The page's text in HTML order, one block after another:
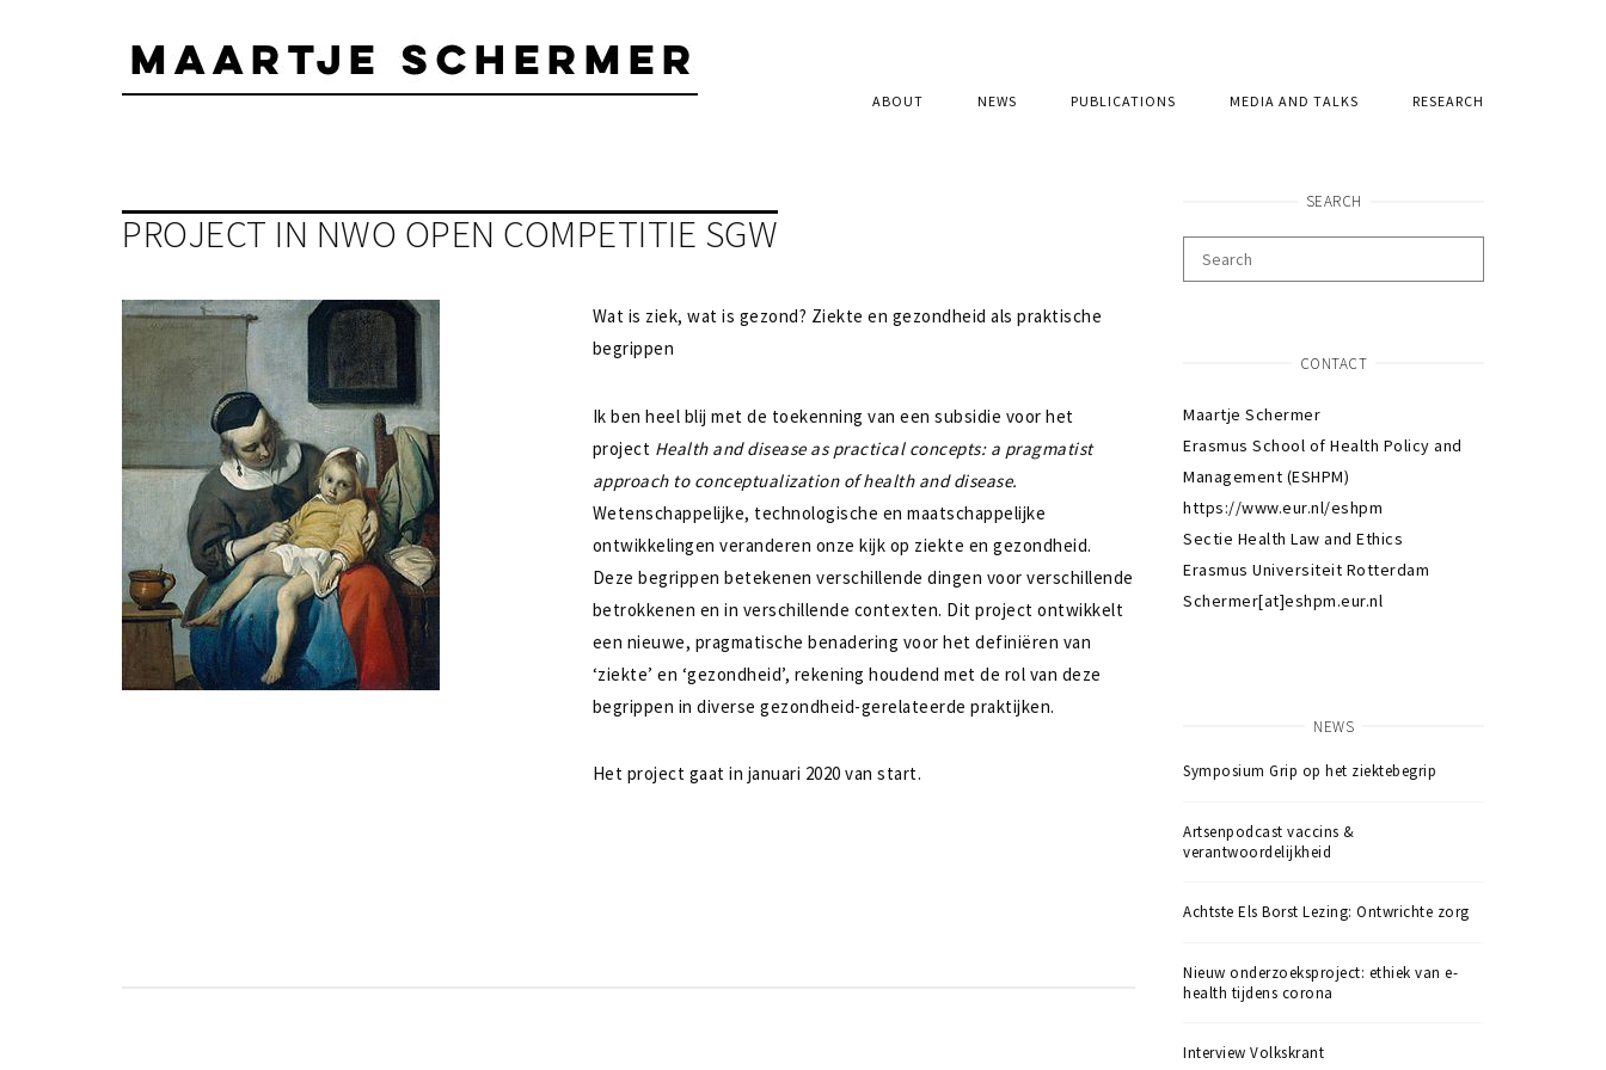
ABOUT NEWS PUBLICATIONS MEDIA AND TALKS RESEARCH
PROJECT IN NWO OPEN COMPETITIE SGW
Wat is ziek, wat is gezond? Ziekte en gezondheid als praktische
begrippen
Ik ben heel blij met de toekenning van een subsidie voor het
project Health and disease as practical concepts: a pragmatist
approach to conceptualization of health and disease.
Wetenschappelijke, technologische en maatschappelijke
ontwikkelingen veranderen onze kijk op ziekte en gezondheid.
Deze begrippen betekenen verschillende dingen voor verschillende
betrokkenen en in verschillende contexten. Dit project ontwikkelt
een nieuwe, pragmatische benadering voor het definiëren van
‘ziekte’ en ‘gezondheid’, rekening houdend met de rol van deze
begrippen in diverse gezondheid-gerelateerde praktijken.
Het project gaat in januari 2020 van start.
SEARCH
CONTACT
Maartje Schermer
Erasmus School of Health Policy and
Management (ESHPM)
https://www.eur.nl/eshpm
Sectie Health Law and Ethics
Erasmus Universiteit Rotterdam
Schermer[at]eshpm.eur.nl
NEWS
Symposium Grip op het ziektebegrip
Artsenpodcast vaccins &
verantwoordelijkheid
Achtste Els Borst Lezing: Ontwrichte zorg
Nieuw onderzoeksproject: ethiek van e-
health tijdens corona
Interview Volkskrant